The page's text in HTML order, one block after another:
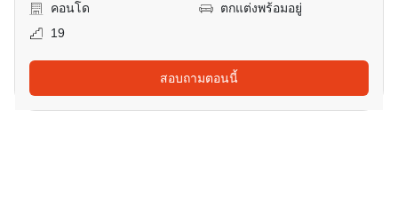
คอนโด
ตกแต่งพร้อมอยู่
19
สอบถามตอนนี้